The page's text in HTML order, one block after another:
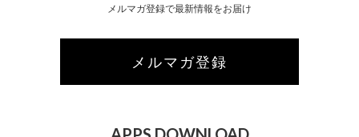
メルマガ登録で最新情報をお届け
メルマガ登録